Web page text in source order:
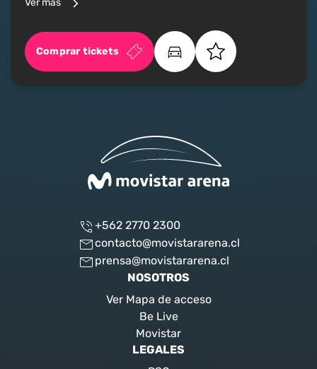
Comprar tickets
+562 2770 2300
contacto@movistararena.cl
prensa@movistararena.cl
NOSOTROS
Ver Mapa de acceso
Be Live
Movistar
LEGALES